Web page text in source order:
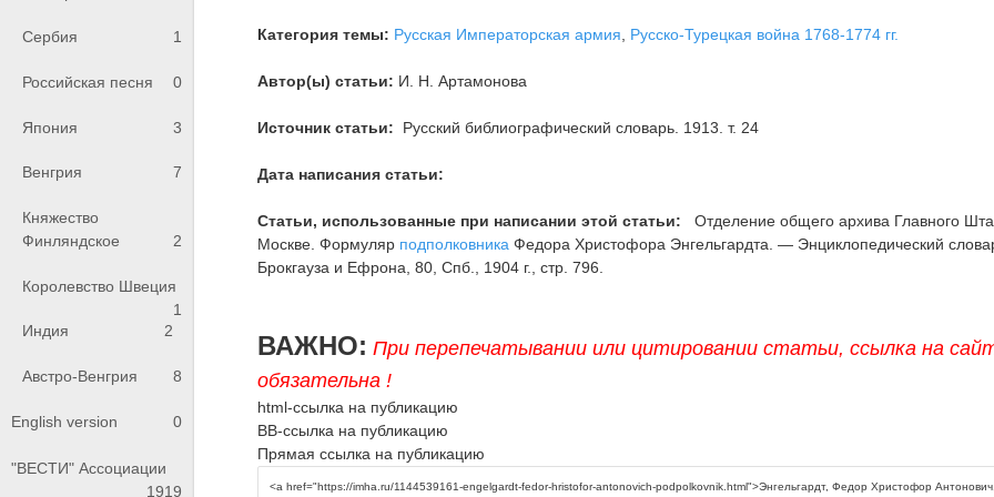
Сербия 1
Российская песня 0
Япония 3
Венгрия 7
Княжество
Финляндское
2
Королевство Швеция
1
Индия
2
Австро-Венгрия 8
English version 0
"ВЕСТИ" Ассоциации
1919
Категория темы: Русская Императорская армия Русско-Турецкая война 1768-1774 гг.
Автор(ы) статьи: И. Н. Артамонова
Источник статьи: Русский библиографический словарь. 1913. т. 24
Дата написания статьи:
Статьи, использованные при написании этой статьи:
Отделение общего архива Главного
Москве. Формуляр подполковника Федора Христофора Энгельгардта. — Энциклопедический
Брокгауза и Ефрона, 80, Спб., 1904 г., стр. 796.
ВАЖНО: При перепечатывании или цитировании статьи, ссылка на
обязательна !
html-ссылка на публикацию
BB-ссылка на публикацию
Прямая ссылка на публикацию